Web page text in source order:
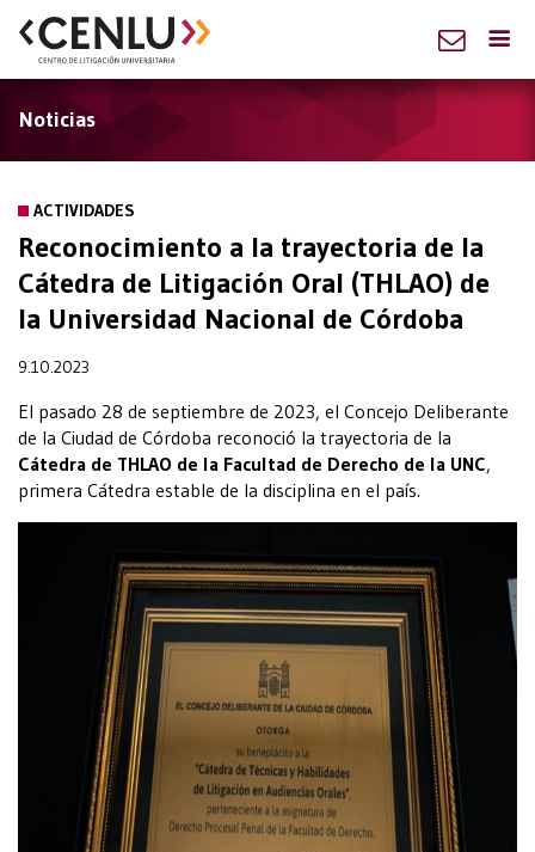
Noticias
ACTIVIDADES
Reconocimiento a la trayectoria de la
Cátedra de Litigación Oral (THLAO) de
la Universidad Nacional de Córdoba
9.10.2023
El pasado 28 de septiembre de 2023, el Concejo Deliberante
de la Ciudad de Córdoba reconoció la trayectoria de la
Cátedra de THLAO de la Facultad de Derecho de la UNC,
primera Cátedra estable de la disciplina en el país.